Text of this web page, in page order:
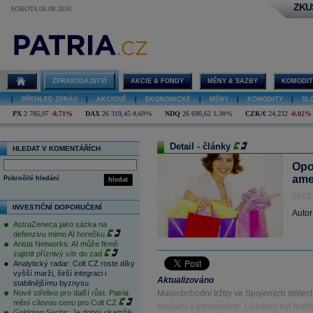
SOBOTA 08.08.2026
ZPRAVODAJSTVÍ AKCIE & FONDY MĚNY & SAZBY
PŘEHLED ZPRÁV AKCIOVÉ EKONOMICKÉ MĚNY KOMODITY
PX 2 785,07 -0,71% DAX 26 319,45 0,69% NDQ 26 690,62 1,30% CZK/€ 24,232 -0,02%
HLEDAT V KOMENTÁŘÍCH
hledat
Pokročilé hledání
INVESTIČNÍ DOPORUČENÍ
AstraZeneca jako sázka na
defenzivu mimo AI horečku
Arista Networks: AI může firmě
zajistit příznivý vítr do zad
Analytický radar: Colt CZ roste díky
vyšší marži, širší integraci i
stabilnějšímu byznysu
Nové střelivo pro další růst. Patria
mění cílovou cenu pro Colt CZ
Detail - články
Aktualizováno
Maloobchodní tržby ve Spojených
souladu s konsensem. Listopad byl